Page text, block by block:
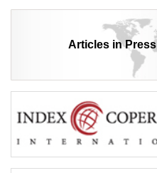
Articles in Press